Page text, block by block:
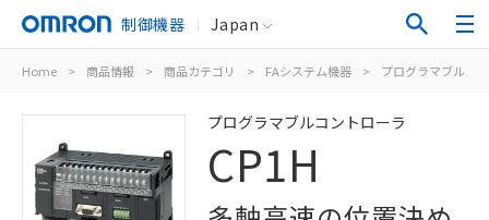
制御機器 Japan
Home > 商品情報 > 商品カテゴリ > FAシステム機器 > プログラマブルコ
プログラマブルコントローラ
CP1H